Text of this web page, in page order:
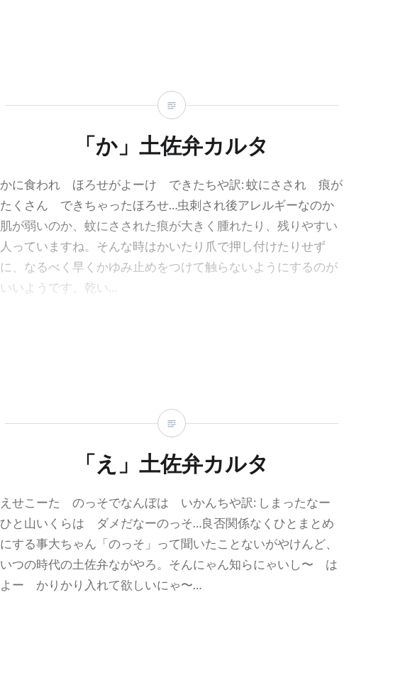
「か」土佐弁カルタ
かに食われ ほろせがよーけ できたちや訳: 蚊にさされ 痕が
たくさん できちゃったほろせ…虫刺され後アレルギーなのか
肌が弱いのか、蚊にさされた痕が大きく腫れたり、残りやすい
人っていますね。そんな時はかいたり爪で押し付けたりせず
に、なるべく早くかゆみ止めをつけて触らないようにするのが
いいようです。乾い…
「え」土佐弁カルタ
えせこーた のっそでなんぼは いかんちや訳: しまったなー
ひと山いくらは ダメだなーのっそ…良否関係なくひとまとめ
にする事大ちゃん「のっそ」って聞いたことないがやけんど、
いつの時代の土佐弁ながやろ。そんにゃん知らにゃいし〜 は
よー かりかり入れて欲しいにゃ〜…